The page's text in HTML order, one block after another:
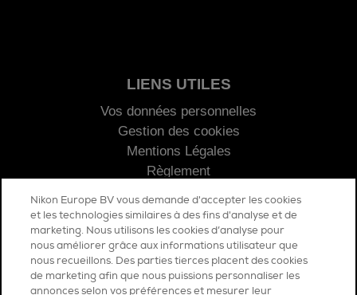
LIENS UTILES
Vos données personnelles
Gestion des cookies
Mentions Légales
Règlement
COMMUNICATION
Nikon Europe BV vous demande d'accepter les cookies
et les technologies similaires à des fins d'analyse et de
marketing. Nous utilisons les cookies d’analyse pour
nous améliorer grâce aux informations utilisateur que
nous recueillons. Des parties tierces placent des cookies
de marketing afin que nous puissions personnaliser les
annonces selon vos préférences et mesurer leur